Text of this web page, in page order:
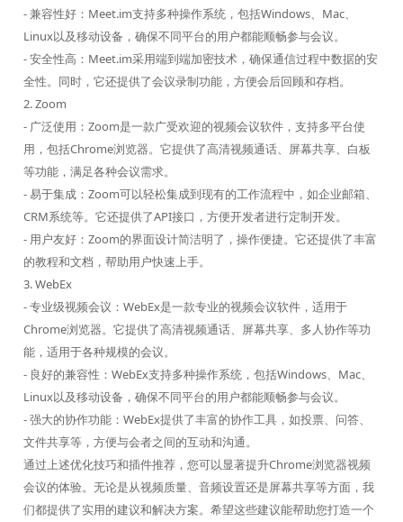
- 兼容性好：Meet.im支持多种操作系统，包括Windows、Mac、
Linux以及移动设备，确保不同平台的用户都能顺畅参与会议。
- 安全性高：Meet.im采用端到端加密技术，确保通信过程中数据的安
全性。同时，它还提供了会议录制功能，方便会后回顾和存档。
2. Zoom
- 广泛使用：Zoom是一款广受欢迎的视频会议软件，支持多平台使
用，包括Chrome浏览器。它提供了高清视频通话、屏幕共享、白板
等功能，满足各种会议需求。
- 易于集成：Zoom可以轻松集成到现有的工作流程中，如企业邮箱、
CRM系统等。它还提供了API接口，方便开发者进行定制开发。
- 用户友好：Zoom的界面设计简洁明了，操作便捷。它还提供了丰富
的教程和文档，帮助用户快速上手。
3. WebEx
- 专业级视频会议：WebEx是一款专业的视频会议软件，适用于
Chrome浏览器。它提供了高清视频通话、屏幕共享、多人协作等功
能，适用于各种规模的会议。
- 良好的兼容性：WebEx支持多种操作系统，包括Windows、Mac、
Linux以及移动设备，确保不同平台的用户都能顺畅参与会议。
- 强大的协作功能：WebEx提供了丰富的协作工具，如投票、问答、
文件共享等，方便与会者之间的互动和沟通。
通过上述优化技巧和插件推荐，您可以显著提升Chrome浏览器视频
会议的体验。无论是从视频质量、音频设置还是屏幕共享等方面，我
们都提供了实用的建议和解决方案。希望这些建议能帮助您打造一个